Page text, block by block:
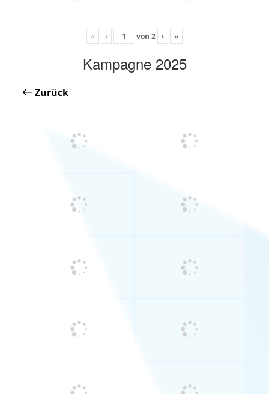
« ‹ von 2 › »
Kampagne 2025
Zurück